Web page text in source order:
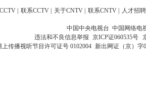
| 联系CCTV | 关于CNTV | 联系CNTV | 人才招聘
中国中央电视台 中国网络电
违法和不良信息举报 京ICP证060535号
上传播视听节目许可证号 0102004 新出网证（京）